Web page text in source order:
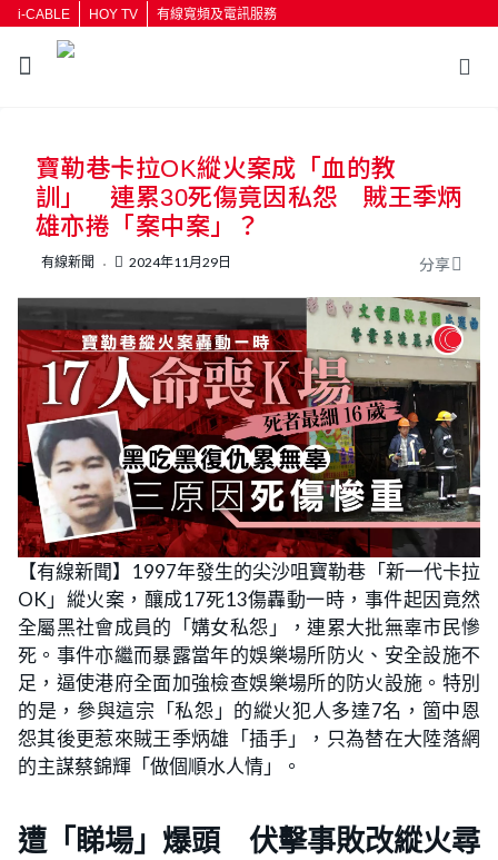
i-CABLE HOY TV 有線寬頻及電訊服務
按輸入鍵開始搜尋
寶勒巷卡拉OK縱火案成「血的教
訓」 連累30死傷竟因私怨 賊王季炳
雄亦捲「案中案」？
有線新聞 2024年11月29日 分享
【有線新聞】1997年發生的尖沙咀寶勒巷「新一代卡拉
OK」縱火案，釀成17死13傷轟動一時，事件起因竟然
全屬黑社會成員的「媾女私怨」，連累大批無辜市民慘
死。事件亦繼而暴露當年的娛樂場所防火、安全設施不
足，逼使港府全面加強檢查娛樂場所的防火設施。特別
的是，參與這宗「私怨」的縱火犯人多達7名，箇中恩
怨其後更惹來賊王季炳雄「插手」，只為替在大陸落網
的主謀蔡錦輝「做個順水人情」。
遭「睇場」爆頭 伏擊事敗改縱火尋